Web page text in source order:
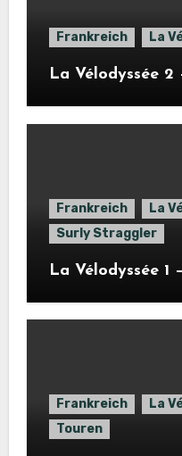
Frankreich La
La Vélodyssée 2
Frankreich La
Surly Straggler
La Vélodyssée 1
Frankreich La
Touren